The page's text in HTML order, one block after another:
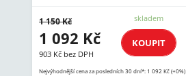
1 150 Kč
1 092 Kč
903 Kč bez DPH
skladem
KOUPIT
Nejvýhodnější cena za posledních 30 dní*: 1 092 Kč (+0%)